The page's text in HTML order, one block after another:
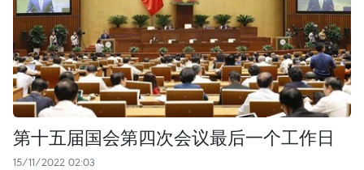
第十五届国会第四次会议最后一个工作日
15/11/2022 02:03